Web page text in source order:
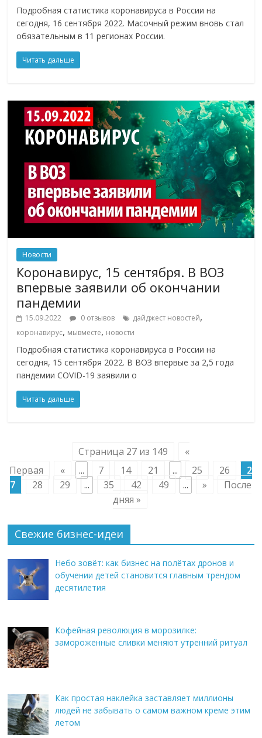
Подробная статистика коронавируса в России на
сегодня, 16 сентября 2022. Масочный режим вновь стал
обязательным в 11 регионах России.
Читать дальше
Новости
Коронавирус, 15 сентября. В ВОЗ
впервые заявили об окончании
пандемии
15.09.2022 0 отзывов дайджест новостей,
коронавирус, мывместе, новости
Подробная статистика коронавируса в России на
сегодня, 15 сентября 2022. В ВОЗ впервые за 2,5 года
пандемии COVID-19 заявили о
Читать дальше
Страница 27 из 149
«
Первая
« ... 7 14 21 ... 25 26
2
7
28 29 ... 35 42 49 ... »
После
дняя »
Свежие бизнес-идеи
Небо зовёт: как бизнес на полётах дронов и
обучении детей становится главным трендом
десятилетия
Кофейная революция в морозилке:
замороженные сливки меняют утренний ритуал
Как простая наклейка заставляет миллионы
людей не забывать о самом важном креме этим
летом